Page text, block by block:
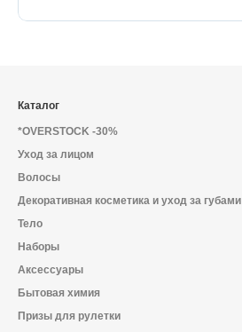
Каталог
*OVERSTOCK -30%
Уход за лицом
Волосы
Декоративная косметика и уход за губами
Тело
Наборы
Аксессуары
Бытовая химия
Призы для рулетки